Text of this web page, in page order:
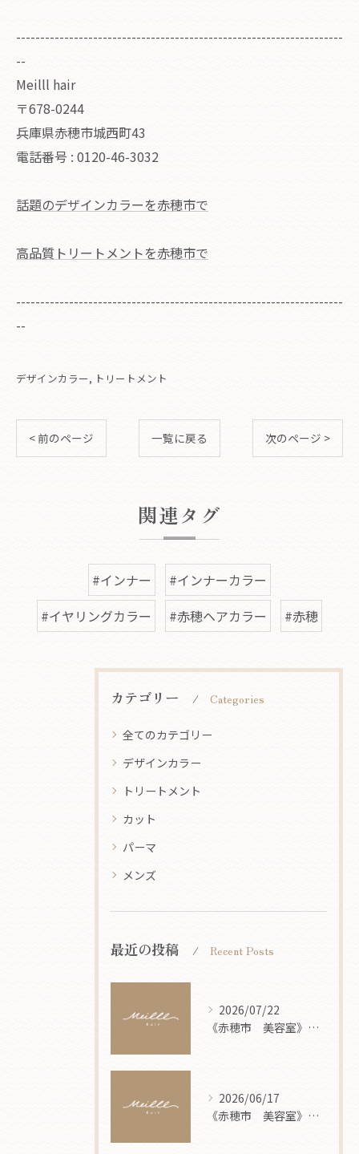
--------------------------------------------------------------------
--
Meilll hair
〒678-0244
兵庫県赤穂市城西町43
電話番号 : 0120-46-3032
話題のデザインカラーを赤穂市で
高品質トリートメントを赤穂市で
--------------------------------------------------------------------
--
デザインカラー トリートメント
< 前のページ 一覧に戻る 次のページ >
関連タグ
#インナー
#インナーカラー
#イヤリングカラー
#赤穂ヘアカラー #赤穂
カテゴリー Categories
全てのカテゴリー
デザインカラー
トリートメント
カット
パーマ
メンズ
最近の投稿 Recent Posts
2026/07/22
《赤穂市 美容室》 8月営業案内
2026/06/17
《赤穂市 美容室》 7月営業案内